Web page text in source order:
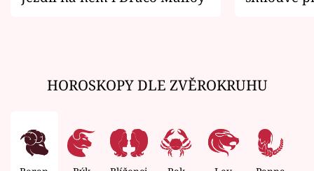
HOROSKOPY DLE ZVĚROKRUHU